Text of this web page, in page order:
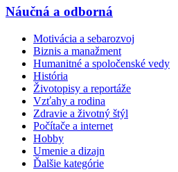
Náučná a odborná
Motivácia a sebarozvoj
Biznis a manažment
Humanitné a spoločenské vedy
História
Životopisy a reportáže
Vzťahy a rodina
Zdravie a životný štýl
Počítače a internet
Hobby
Umenie a dizajn
Ďalšie kategórie